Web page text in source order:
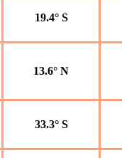
19.4° S
13.6° N
33.3° S